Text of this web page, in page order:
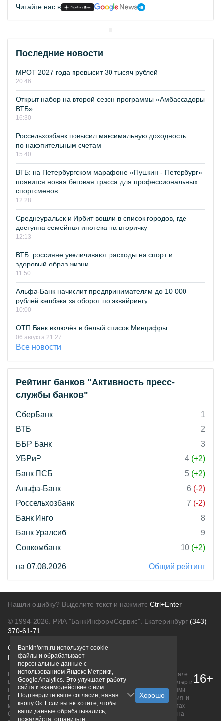
Читайте нас в
Последние новости
МРОТ 2027 года превысит 30 тысяч рублей
20:46
Открыт набор на второй сезон программы «Амбассадоры
ВТБ»
16:30
Россельхозбанк повысил максимальную доходность
по накопительным счетам
15:40
ВТБ: на Петербургском марафоне «Пушкин - Петербург»
появится новая беговая трасса для профессиональных
спортсменов
12:28
Среднеуральск и Ирбит вошли в список городов, где
доступна семейная ипотека на вторичку
12:13
ВТБ: россияне увеличивают расходы на спорт и
здоровый образ жизни
11:50
Альфа-Банк начислит предпринимателям до 10 000
рублей кэшбэка за оборот по эквайрингу
10:00
ОТП Банк включён в белый список Минцифры
06 августа 21:27
Все новости
Рейтинг банков "Активность пресс-
службы банков"
СберБанк
1
ВТБ
2
ББР Банк
3
УБРиР
4 (+2)
Банк ПСБ
5 (+2)
Альфа-Банк
6 (-2)
Россельхозбанк
7 (-2)
Банк Инго
8
Банк Уралсиб
9
Совкомбанк
10 (+2)
на 07.08.2026 Общий рейтинг
Нашли ошибку? Выделите текст и нажмите Ctrl+Enter
© 1994-2026. РИА "БанкИнформСервис". Екатеринбург (343)
370-61-71
О проектеПолитика конфиденциальности
Правовая информацияДля рекламодателей
Вся информация о продуктах банков, размещенная на портале
bankinform.ru, носит исключительно ознакомительный характер и
не является публичной офертой, определяемой положениями
ГК РФ. Информация не содержит точного и полного описания, и
может быть изменена. Конечные условия уточняйте на сайтах
банков или при личном обращении. Исключительное право на
16+
Bankinform.ru использует cookie-
файлы и обрабатывает
персональные данные с
использованием Яндекс Метрики,
Google Analytics. Это улучшает работу
сайта и взаимодействие с ним.
Подтвердите ваше согласие, нажав
кнопу Ок. Если вы не хотите, чтобы
ваши данные обрабатывались,
пожалуйста, ограничьте